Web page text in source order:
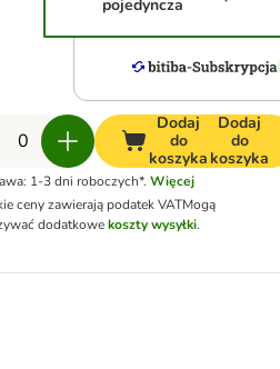
pojedyncza
Dodaj
do
koszyka
Dodaj
do
koszyka
1-3 dni roboczych*. Więcej
ceny zawierają podatek VATMogą
dodatkowekoszty wysyłki.